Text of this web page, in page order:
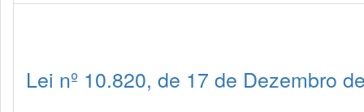
Lei nº 10.820, de 17 de Dezembro